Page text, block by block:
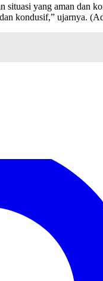
situasi yang aman dan
kondusif,” ujarnya.